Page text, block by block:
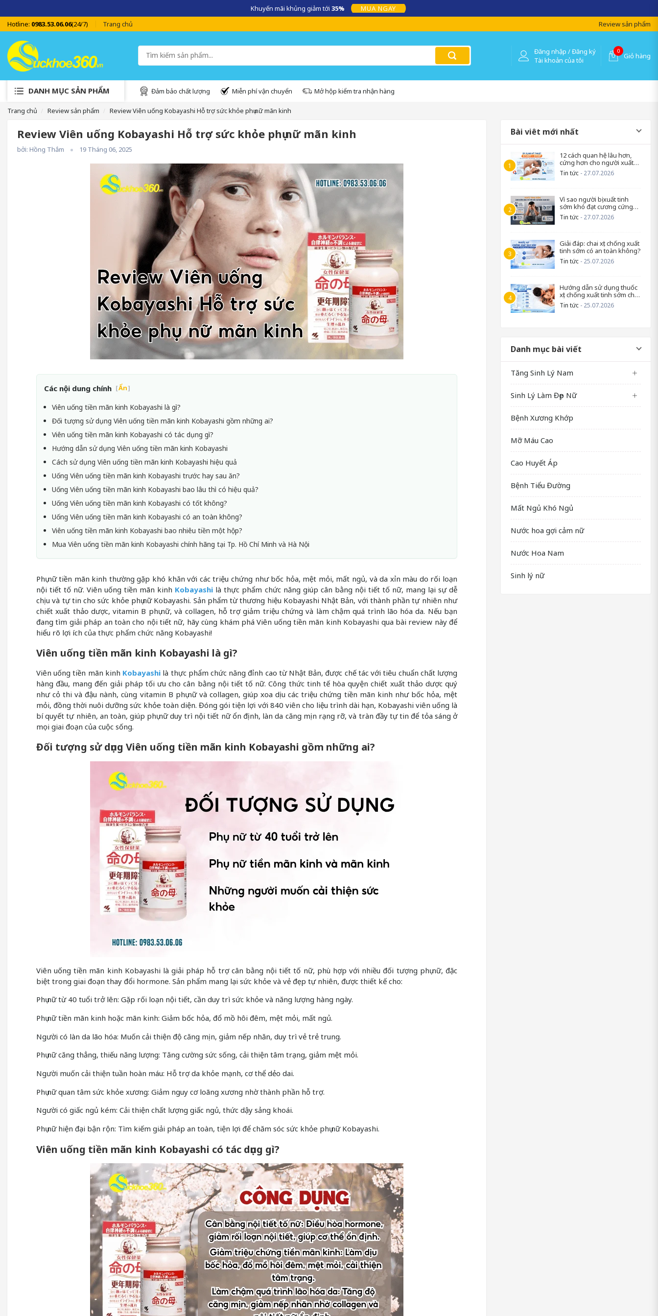
SUCKHOE360.VN – Kênh cung cấp những sản phẩm chính hãng uy tín, an toàn, chất lượng !
Hotline: 0983.53.06.06(24/7) Trang chủ Review sản phẩm
Đăng nhập / Đăng ký
Tài khoản của tôi
0
Giỏ hàng
DANH MỤC SẢN PHẨM Đảm bảo chất lượng Miễn phí vận chuyển Mở hộp kiểm tra nhận hàng
Trang chủ Review sản phẩm Review Viên uống Kobayashi Hỗ trợ sức khỏe phụ nữ mãn kinh
Review Viên uống Kobayashi Hỗ trợ sức khỏe phụ nữ mãn kinh
bởi: Hồng Thắm 19 Tháng 06, 2025
Các nội dung chính [Ẩn]
Viên uống tiền mãn kinh Kobayashi là gì?
Đối tượng sử dụng Viên uống tiền mãn kinh Kobayashi gồm những ai?
Viên uống tiền mãn kinh Kobayashi có tác dụng gì?
Hướng dẫn sử dụng Viên uống tiền mãn kinh Kobayashi
Cách sử dụng Viên uống tiền mãn kinh Kobayashi hiệu quả
Uống Viên uống tiền mãn kinh Kobayashi trước hay sau ăn?
Uống Viên uống tiền mãn kinh Kobayashi bao lâu thì có hiệu quả?
Uống Viên uống tiền mãn kinh Kobayashi có tốt không?
Uống Viên uống tiền mãn kinh Kobayashi có an toàn không?
Viên uống tiền mãn kinh Kobayashi bao nhiêu tiền một hộp?
Mua Viên uống tiền mãn kinh Kobayashi chính hãng tại Tp. Hồ Chí Minh và Hà Nội
Phụ nữ tiền mãn kinh thường gặp khó khăn với các triệu chứng như bốc hỏa, mệt mỏi, mất ngủ, và da xỉn màu do rối loạn
nội tiết tố nữ. Viên uống tiền mãn kinh Kobayashi là thực phẩm chức năng giúp cân bằng nội tiết tố nữ, mang lại sự dễ
chịu và tự tin cho sức khỏe phụ nữ Kobayashi. Sản phẩm từ thương hiệu Kobayashi Nhật Bản, với thành phần tự nhiên như
chiết xuất thảo dược, vitamin B phụ nữ, và collagen, hỗ trợ giảm triệu chứng và làm chậm quá trình lão hóa da. Nếu bạn
đang tìm giải pháp an toàn cho nội tiết nữ, hãy cùng khám phá Viên uống tiền mãn kinh Kobayashi qua bài review này để
hiểu rõ lợi ích của thực phẩm chức năng Kobayashi!
Viên uống tiền mãn kinh Kobayashi là gì?
Viên uống tiền mãn kinh Kobayashi là thực phẩm chức năng đỉnh cao từ Nhật Bản, được chế tác với tiêu chuẩn chất lượng
hàng đầu, mang đến giải pháp tối ưu cho cân bằng nội tiết tố nữ. Công thức tinh tế hòa quyện chiết xuất thảo dược quý
như cỏ thi và đậu nành, cùng vitamin B phụ nữ và collagen, giúp xoa dịu các triệu chứng tiền mãn kinh như bốc hỏa, mệt
mỏi, đồng thời nuôi dưỡng sức khỏe toàn diện. Đóng gói tiện lợi với 840 viên cho liệu trình dài hạn, Kobayashi viên uống là
bí quyết tự nhiên, an toàn, giúp phụ nữ duy trì nội tiết nữ ổn định, làn da căng mịn rạng rỡ, và tràn đầy tự tin để tỏa sáng ở
mọi giai đoạn của cuộc sống.
Đối tượng sử dụng Viên uống tiền mãn kinh Kobayashi gồm những ai?
Viên uống tiền mãn kinh Kobayashi là giải pháp hỗ trợ cân bằng nội tiết tố nữ, phù hợp với nhiều đối tượng phụ nữ, đặc
biệt trong giai đoạn thay đổi hormone. Sản phẩm mang lại sức khỏe và vẻ đẹp tự nhiên, được thiết kế cho:
Phụ nữ từ 40 tuổi trở lên: Gặp rối loạn nội tiết, cần duy trì sức khỏe và năng lượng hàng ngày.
Phụ nữ tiền mãn kinh hoặc mãn kinh: Giảm bốc hỏa, đổ mồ hôi đêm, mệt mỏi, mất ngủ.
Người có làn da lão hóa: Muốn cải thiện độ căng mịn, giảm nếp nhăn, duy trì vẻ trẻ trung.
Phụ nữ căng thẳng, thiếu năng lượng: Tăng cường sức sống, cải thiện tâm trạng, giảm mệt mỏi.
Người muốn cải thiện tuần hoàn máu: Hỗ trợ da khỏe mạnh, cơ thể dẻo dai.
Phụ nữ quan tâm sức khỏe xương: Giảm nguy cơ loãng xương nhờ thành phần hỗ trợ.
Người có giấc ngủ kém: Cải thiện chất lượng giấc ngủ, thức dậy sảng khoái.
Phụ nữ hiện đại bận rộn: Tìm kiếm giải pháp an toàn, tiện lợi để chăm sóc sức khỏe phụ nữ Kobayashi.
Viên uống tiền mãn kinh Kobayashi có tác dụng gì?
Bài viêt mới nhất
12 cách quan hệ lâu hơn,
cứng hơn cho người xuất
tinh sớm
Tin tức - 27.07.2026
Vì sao người bị xuất tinh
sớm khó đạt cương cứng
trở lại?
Tin tức - 27.07.2026
Giải đáp: chai xịt chống xuất
tinh sớm có an toàn không?
Tin tức - 25.07.2026
Hướng dẫn sử dụng thuốc
xịt chống xuất tinh sớm cho
nam
Tin tức - 25.07.2026
Danh mục bài viết
Tăng Sinh Lý Nam
Sinh Lý Làm Đẹp Nữ
Bệnh Xương Khớp
Mỡ Máu Cao
Cao Huyết Áp
Bệnh Tiểu Đường
Mất Ngủ Khó Ngủ
Nước hoa gợi cảm nữ
Nước Hoa Nam
Sinh lý nữ